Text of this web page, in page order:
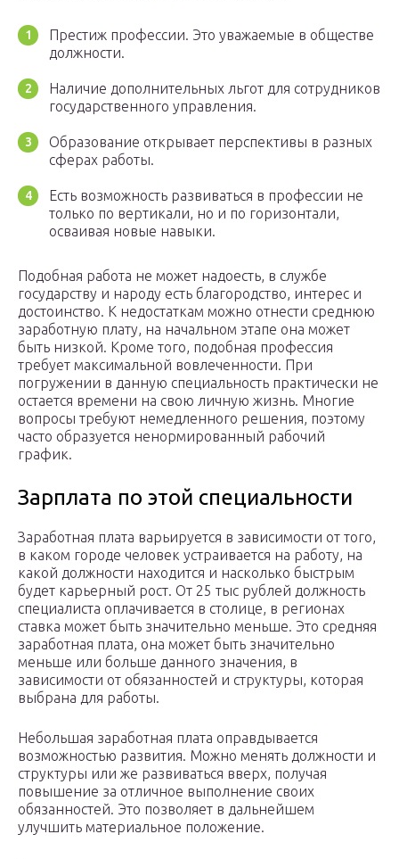
Престиж профессии. Это уважаемые в обществе
должности.
Наличие дополнительных льгот для сотрудников
государственного управления.
Образование открывает перспективы в разных
сферах работы.
Есть возможность развиваться в профессии не
только по вертикали, но и по горизонтали,
осваивая новые навыки.
Подобная работа не может надоесть, в службе
государству и народу есть благородство, интерес и
достоинство. К недостаткам можно отнести среднюю
заработную плату, на начальном этапе она может
быть низкой. Кроме того, подобная профессия
требует максимальной вовлеченности. При
погружении в данную специальность практически не
остается времени на свою личную жизнь. Многие
вопросы требуют немедленного решения, поэтому
часто образуется ненормированный рабочий
график.
Зарплата по этой специальности
Заработная плата варьируется в зависимости от того,
в каком городе человек устраивается на работу, на
какой должности находится и насколько быстрым
будет карьерный рост. От 25 тыс рублей должность
специалиста оплачивается в столице, в регионах
ставка может быть значительно меньше. Это средняя
заработная плата, она может быть значительно
меньше или больше данного значения, в
зависимости от обязанностей и структуры, которая
выбрана для работы.
Небольшая заработная плата оправдывается
возможностью развития. Можно менять должности и
структуры или же развиваться вверх, получая
повышение за отличное выполнение своих
обязанностей. Это позволяет в дальнейшем
улучшить материальное положение.